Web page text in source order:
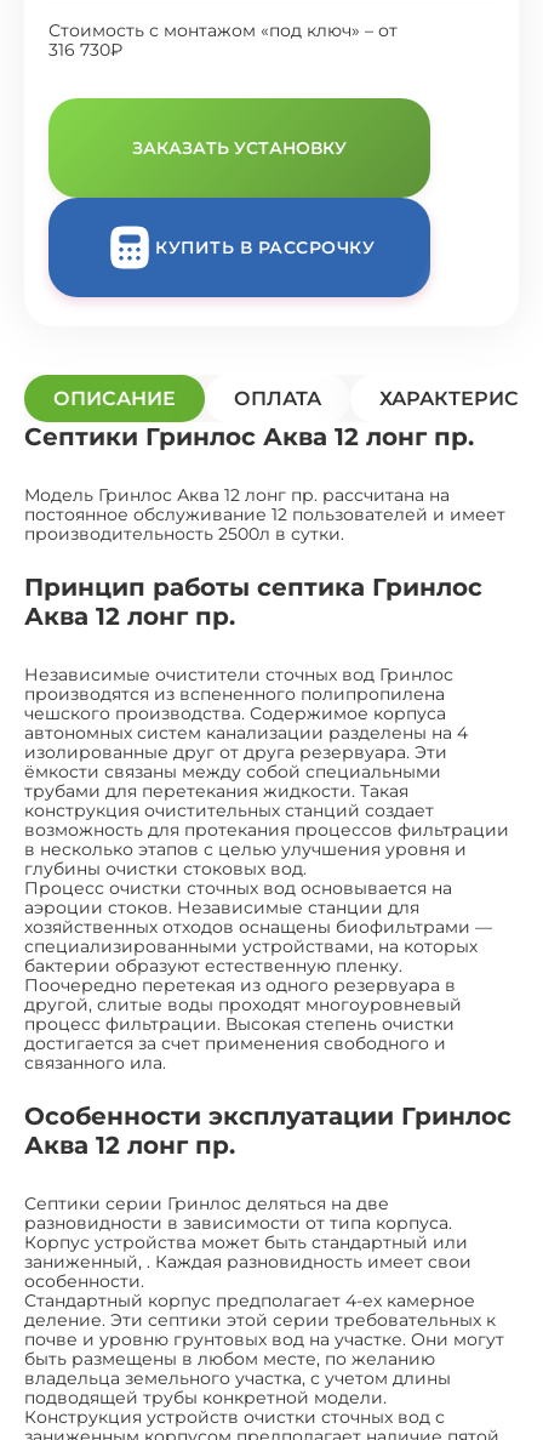
Стоимость с монтажом «под ключ» – от
316 730₽
ЗАКАЗАТЬ УСТАНОВКУ
КУПИТЬ В РАССРОЧКУ
ОПИСАНИЕ ОПЛАТА
Септики Гринлос Аква 12 лонг пр.
Модель Гринлос Аква 12 лонг пр. рассчитана на
постоянное обслуживание 12 пользователей и имеет
производительность 2500л в сутки.
Принцип работы септика Гринлос
Аква 12 лонг пр.
Независимые очистители сточных вод Гринлос
производятся из вспененного полипропилена
чешского производства. Содержимое корпуса
автономных систем канализации разделены на 4
изолированные друг от друга резервуара. Эти
ёмкости связаны между собой специальными
трубами для перетекания жидкости. Такая
конструкция очистительных станций создает
возможность для протекания процессов фильтрации
в несколько этапов с целью улучшения уровня и
глубины очистки стоковых вод.
Процесс очистки сточных вод основывается на
аэроции стоков. Независимые станции для
хозяйственных отходов оснащены биофильтрами —
специализированными устройствами, на которых
бактерии образуют естественную пленку.
Поочередно перетекая из одного резервуара в
другой, слитые воды проходят многоуровневый
процесс фильтрации. Высокая степень очистки
достигается за счет применения свободного и
связанного ила.
Особенности эксплуатации Гринлос
Аква 12 лонг пр.
Септики серии Гринлос деляться на две
разновидности в зависимости от типа корпуса.
Корпус устройства может быть стандартный или
заниженный, . Каждая разновидность имеет свои
особенности.
Стандартный корпус предполагает 4-ех камерное
деление. Эти септики этой серии требовательных к
почве и уровню грунтовых вод на участке. Они могут
быть размещены в любом месте, по желанию
владельца земельного участка, с учетом длины
подводящей трубы конкретной модели.
Конструкция устройств очистки сточных вод с